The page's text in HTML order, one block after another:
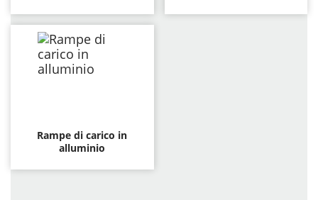
Rampe di carico in
alluminio